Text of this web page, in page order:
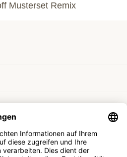
Musterset Remix